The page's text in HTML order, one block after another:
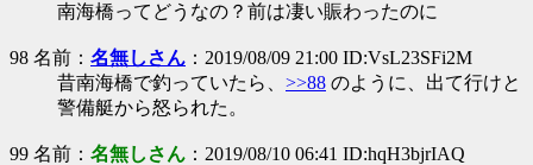
南海橋ってどうなの？前は凄い賑わったのに
98 名前： 名無しさん ：2019/08/09 21:00 ID:VsL23SFi2M
昔南海橋で釣っていたら、 >>88 のように、出て行けと
警備艇から怒られた。
99 名前： 名無しさん ：2019/08/10 06:41 ID:hqH3bjrIAQ